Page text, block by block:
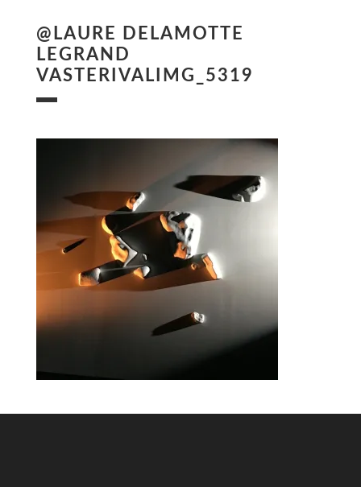
@LAURE DELAMOTTE
LEGRAND
VASTERIVALIMG_5319